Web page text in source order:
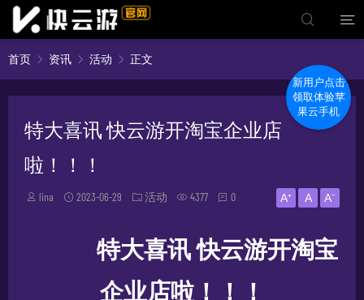
新用户点击
领取体验苹
果云手机
首页 资讯 活动 正文
特大喜讯 快云游开淘宝企业店
啦！！！
lina 2023-06-29 活动 4377 0 A⁺ A A⁻
特大喜讯 快云游开淘宝
企业店啦！！！